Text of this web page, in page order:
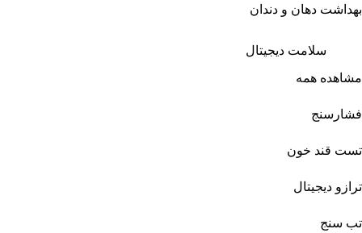
بهداشت دهان و دندان
سلامت دیجیتال
مشاهده همه
فشارسنج
تست قند خون
ترازو دیجیتال
تب سنج